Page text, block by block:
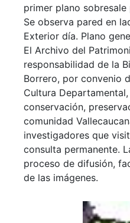
primer plano
Se observa pared en
Exterior día. Plano
El Archivo del
responsabilidad de la
Borrero, por convenio
Cultura
conservación,
comunidad
investigadores que
consulta permanente.
proceso de difusión,
de las imágenes.